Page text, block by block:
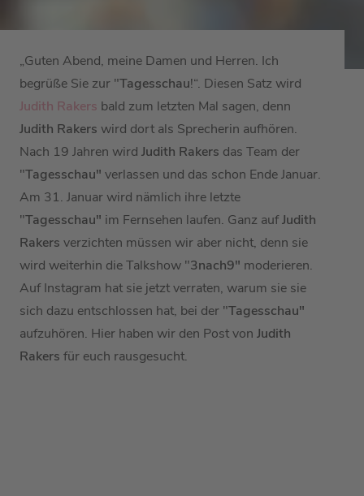
„Guten Abend, meine Damen und Herren. Ich
begrüße Sie zur "Tagesschau!“. Diesen Satz wird
Judith Rakers bald zum letzten Mal sagen, denn
Judith Rakers wird dort als Sprecherin aufhören.
Nach 19 Jahren wird Judith Rakers das Team der
"Tagesschau" verlassen und das schon Ende Januar.
Am 31. Januar wird nämlich ihre letzte
"Tagesschau" im Fernsehen laufen. Ganz aufJudith
Rakers verzichten müssen wir aber nicht, denn sie
wird weiterhin die Talkshow "3nach9" moderieren.
Auf Instagram hat sie jetzt verraten, warum sie sie
sich dazu entschlossen hat, bei der "Tagesschau"
aufzuhören. Hier haben wir den Post von Judith
Rakers für euch rausgesucht.